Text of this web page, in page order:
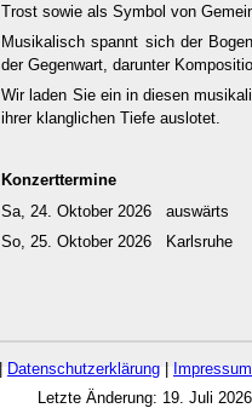
Trost sowie als Symbol von
Musikalisch spannt sich der
der Gegenwart, darunter
Wir laden Sie ein in diesen
ihrer klanglichen Tiefe auslotet.
Konzerttermine
Sa, 24. Oktober 2026 auswärts
So, 25. Oktober 2026 Karlsruhe
Datenschutzerklärung
Impressum
Letzte Änderung: 19. Juli 2026